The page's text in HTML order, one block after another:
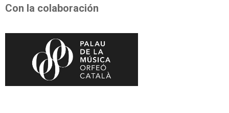
Con la colaboración